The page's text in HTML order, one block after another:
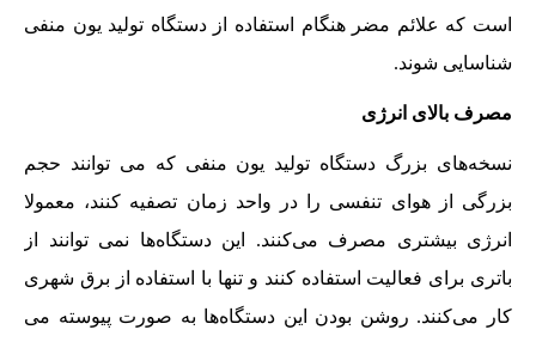
است که علائم مضر هنگام استفاده از دستگاه تولید یون منفی
شناسایی شوند.
مصرف بالای انرژی
نسخه‌های بزرگ دستگاه تولید یون منفی که می توانند حجم
بزرگی از هوای تنفسی را در واحد زمان تصفیه کنند، معمولا
انرژی بیشتری مصرف می‌کنند. این دستگاه‌ها نمی توانند از
باتری برای فعالیت استفاده کنند و تنها با استفاده از برق شهری
کار می‌کنند. روشن بودن این دستگاه‌ها به صورت پیوسته می